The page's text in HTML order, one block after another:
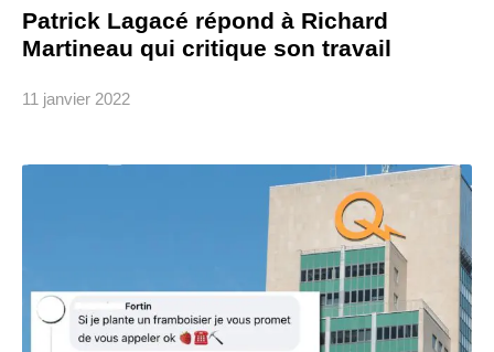
Patrick Lagacé répond à Richard
Martineau qui critique son travail
11 janvier 2022